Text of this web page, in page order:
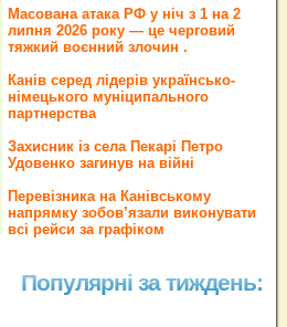
Масована атака РФ у ніч з 1 на 2
липня 2026 року — це черговий
тяжкий воєнний злочин .
Канів серед лідерів українсько-
німецького муніципального
партнерства
Захисник із села Пекарі Петро
Удовенко загинув на війні
Перевізника на Канівському
напрямку зобов’язали виконувати
всі рейси за графіком
Популярні за тиждень: